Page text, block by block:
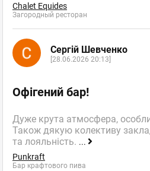
Chalet Equides
Загородный ресторан
Сергій Шевченко
[28.06.2026 20:13]
Офігений бар!
Дуже крута атмосфера,
Також дякую колективу
та лояльність. ...
Punkraft
Бар крафтового пива